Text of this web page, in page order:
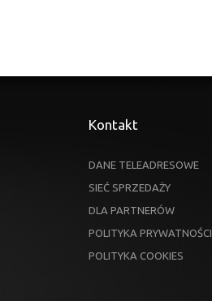
Kontakt
DANE TELEADRESOWE
SIEĆ SPRZEDAŻY
DLA PARTNERÓW
POLITYKA PRYWATNOŚCI
POLITYKA COOKIES